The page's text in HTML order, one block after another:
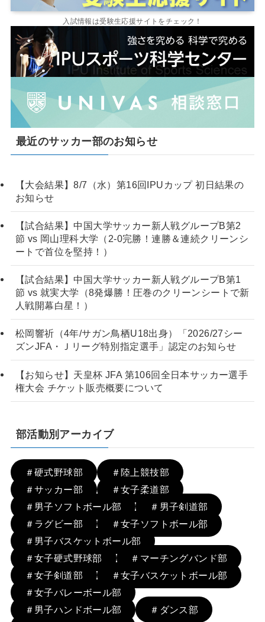
入試情報は受験生応援サイトをチェック！
最近のサッカー部のお知らせ
【大会結果】8/7（水）第16回IPUカップ 初日結果の
お知らせ
【試合結果】中国大学サッカー新人戦グループB第2
節 vs 岡山理科大学（2-0完勝！連勝＆連続クリーンシ
ートで首位を堅持！）
【試合結果】中国大学サッカー新人戦グループB第1
節 vs 就実大学（8発爆勝！圧巻のクリーンシートで新
人戦開幕白星！）
松岡響祈（4年/サガン鳥栖U18出身）「2026/27シー
ズンJFA・Ｊリーグ特別指定選手」認定のお知らせ
【お知らせ】天皇杯 JFA 第106回全日本サッカー選手
権大会 チケット販売概要について
部活動別アーカイブ
＃硬式野球部
＃陸上競技部
＃サッカー部
＃女子柔道部
＃男子ソフトボール部
＃男子剣道部
＃ラグビー部
＃女子ソフトボール部
＃男子バスケットボール部
＃女子硬式野球部
＃マーチングバンド部
＃女子剣道部
＃女子バスケットボール部
＃女子バレーボール部
＃男子ハンドボール部
＃ダンス部